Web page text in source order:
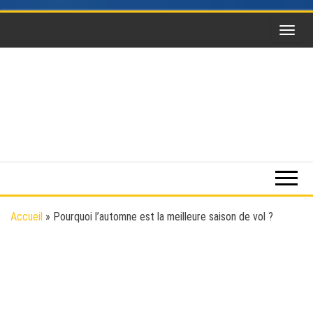
extrême,
Kitesurf,
Accueil » Pourquoi l’automne est la meilleure saison de vol ?